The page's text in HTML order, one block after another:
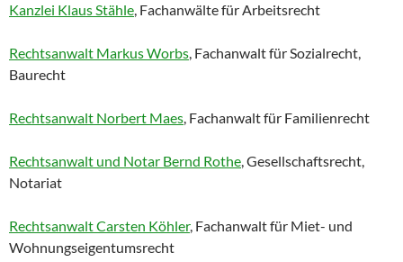
Kanzlei Klaus Stähle, Fachanwälte für Arbeitsrecht
Rechtsanwalt Markus Worbs, Fachanwalt für Sozialrecht,
Baurecht
Rechtsanwalt Norbert Maes, Fachanwalt für Familienrecht
Rechtsanwalt und Notar Bernd Rothe, Gesellschaftsrecht,
Notariat
Rechtsanwalt Carsten Köhler, Fachanwalt für Miet- und
Wohnungseigentumsrecht